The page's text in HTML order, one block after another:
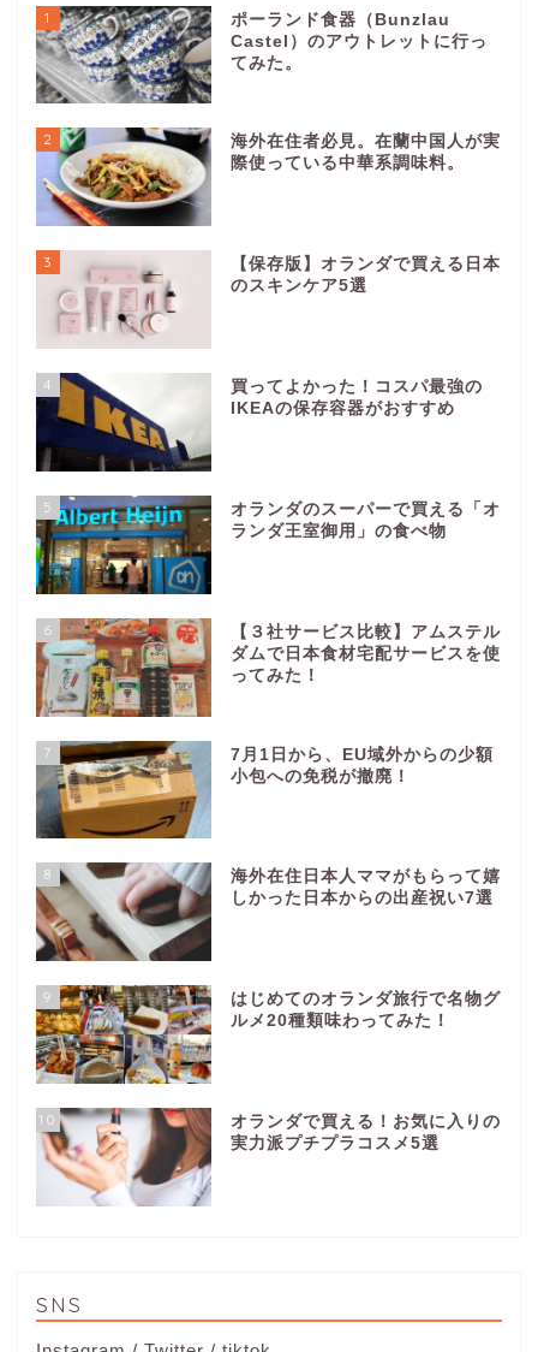
1
ポーランド食器（Bunzlau
Castel）のアウトレットに行っ
てみた。
2
海外在住者必見。在蘭中国人が実
際使っている中華系調味料。
3
【保存版】オランダで買える日本
のスキンケア5選
4
買ってよかった！コスパ最強の
IKEAの保存容器がおすすめ
5
オランダのスーパーで買える「オ
ランダ王室御用」の食べ物
6
【３社サービス比較】アムステル
ダムで日本食材宅配サービスを使
ってみた！
7
7月1日から、EU域外からの少額
小包への免税が撤廃！
8
海外在住日本人ママがもらって嬉
しかった日本からの出産祝い7選
9
はじめてのオランダ旅行で名物グ
ルメ20種類味わってみた！
10
オランダで買える！お気に入りの
実力派プチプラコスメ5選
SNS